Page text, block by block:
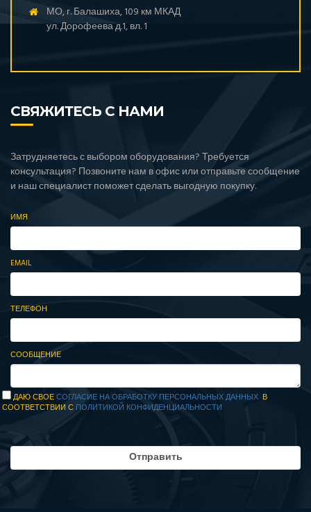
МО, г. Балашиха, 109 км МКАД
ул. Дорофеева д.1, вл. 1
СВЯЖИТЕСЬ С НАМИ
Затрудняетесь с выбором оборудования? Требуется
консультация? Позвоните нам в офис или отправьте сообщение
и наш специалист поможет сделать выгодную покупку.
ИМЯ
EMAIL
ТЕЛЕФОН
СООБЩЕНИЕ
ДАЮ СВОЕСОГЛАСИЕ НА ОБРАБОТКУ ПЕРСОНАЛЬНЫХ ДАННЫХ В
СООТВЕТСТВИИ С ПОЛИТИКОЙ КОНФИДЕНЦИАЛЬНОСТИ